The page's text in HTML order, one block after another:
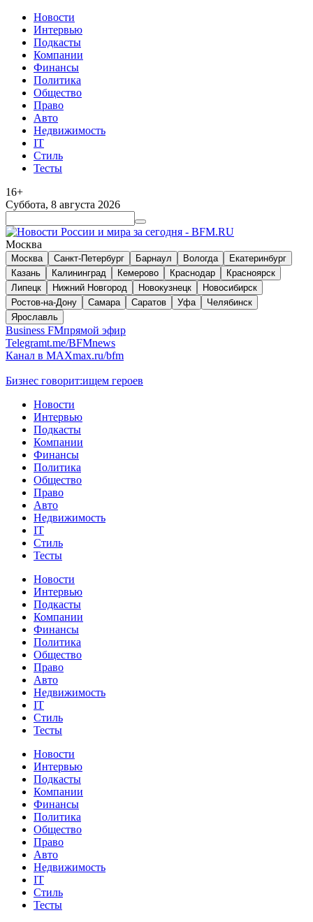
Новости
Интервью
Подкасты
Компании
Финансы
Политика
Общество
Право
Авто
Недвижимость
IT
Стиль
Тесты
16+
Суббота, 8 августа 2026
Москва
Москва Санкт-Петербург Барнаул Вологда
Екатеринбург
Казань
Калининград Кемерово Краснодар
Красноярск
Липецк
Нижний Новгород Новокузнецк
Новосибирск
Ростов-на-Дону
Самара Саратов Уфа
Челябинск
Ярославль
Business FMпрямой эфир
Telegramt.me/BFMnews
Канал в MAXmax.ru/bfm
Бизнес говорит:ищем героев
Новости
Интервью
Подкасты
Компании
Финансы
Политика
Общество
Право
Авто
Недвижимость
IT
Стиль
Тесты
Новости
Интервью
Подкасты
Компании
Финансы
Политика
Общество
Право
Авто
Недвижимость
IT
Стиль
Тесты
Новости
Интервью
Подкасты
Компании
Финансы
Политика
Общество
Право
Авто
Недвижимость
IT
Стиль
Тесты